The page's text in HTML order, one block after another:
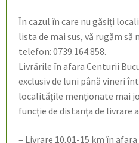
În cazul în care nu găsiți
lista de mai sus, vă rugăm
telefon: 0739.164.858.
Livrările în afara Centurii
exclusiv de luni până vineri
localitățile menționate mai
funcție de distanța de livrare
– Livrare 10,01-15 km în